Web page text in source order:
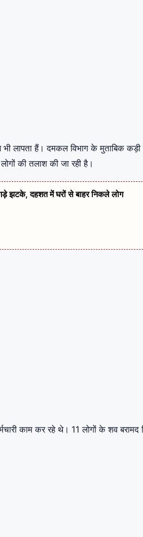
भी लापता हैं। दमकल विभाग के मुताबिक
की तलाश की जा रही है।
झटके, दहशत में घरों से बाहर निकले लोग
काम कर रहे थे। 11 लोगों के शव बरामद